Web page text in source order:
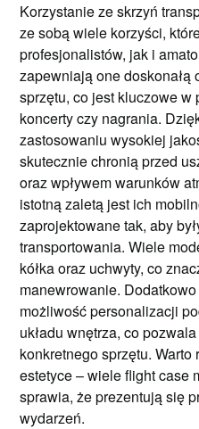
Korzystanie ze skrzyń
ze sobą wiele korzyści,
profesjonalistów, jak i
zapewniają one
sprzętu, co jest kluczowe
koncerty czy nagrania.
zastosowaniu wysokiej
skutecznie chronią przed
oraz wpływem warunków
istotną zaletą jest ich
zaprojektowane tak, aby
transportowania. Wiele
kółka oraz uchwyty, co
manewrowanie.
możliwość personalizacji
układu wnętrza, co
konkretnego sprzętu.
estetyce – wiele flight case
sprawia, że prezentują się
wydarzeń.